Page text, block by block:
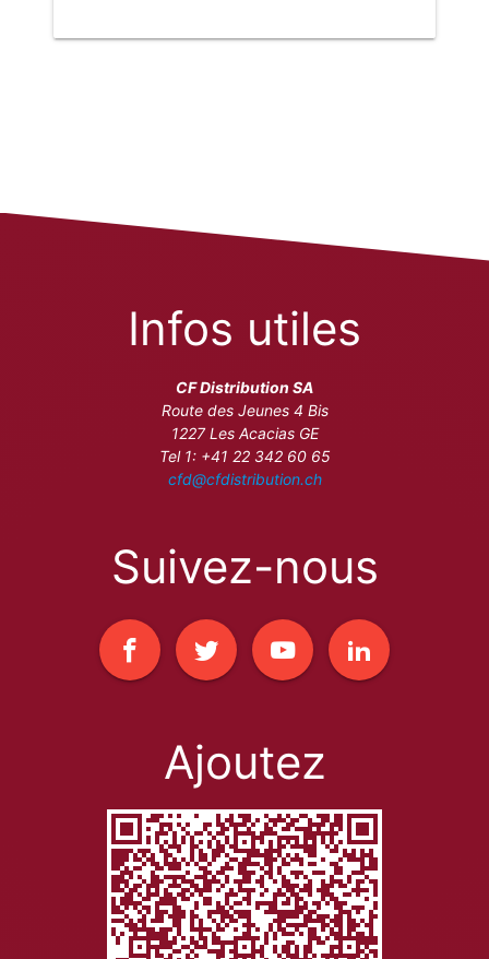
Infos utiles
CF Distribution SA
Route des Jeunes 4 Bis
1227 Les Acacias GE
Tel 1: +41 22 342 60 65
cfd@cfdistribution.ch
Suivez-nous
Ajoutez